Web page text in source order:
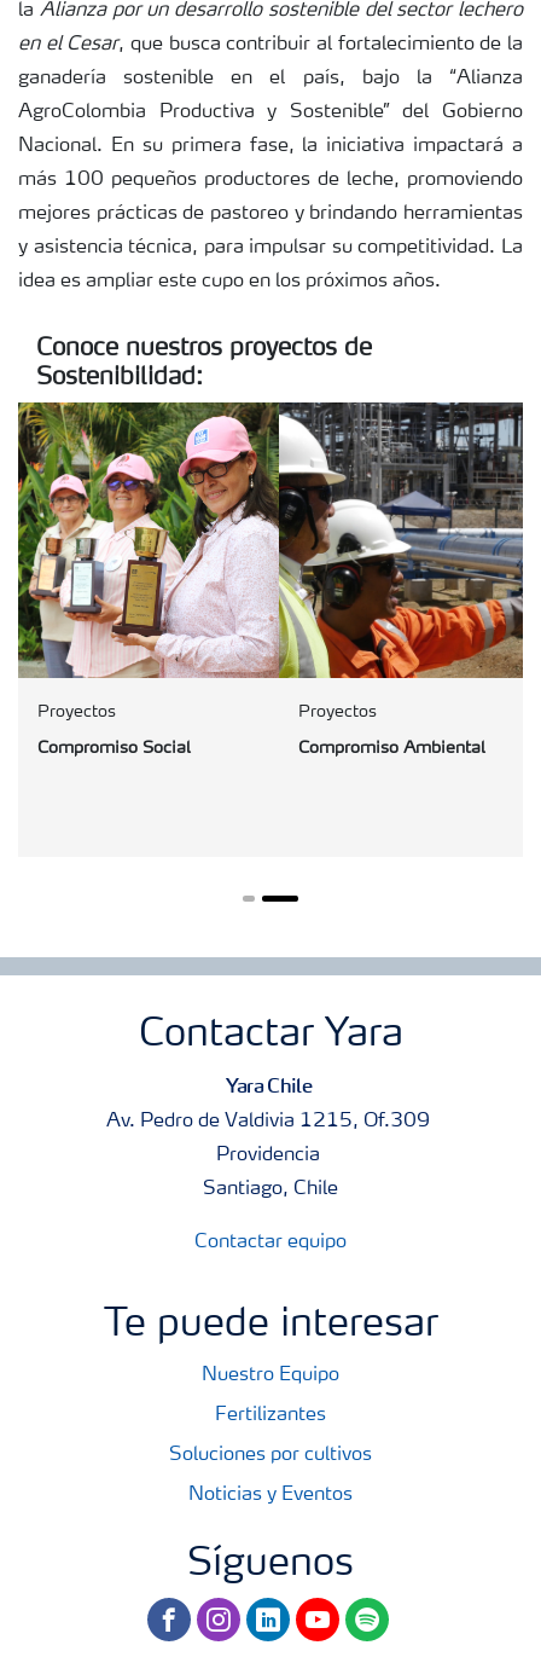
la Alianza por un desarrollo sostenible del sector lechero
en el Cesar, que busca contribuir al fortalecimiento de la
ganadería sostenible en el país, bajo la “Alianza
AgroColombia Productiva y Sostenible” del Gobierno
Nacional. En su primera fase, la iniciativa impactará a
más 100 pequeños productores de leche, promoviendo
mejores prácticas de pastoreo y brindando herramientas
y asistencia técnica, para impulsar su competitividad. La
idea es ampliar este cupo en los próximos años.
Conoce nuestros proyectos de
Sostenibilidad:
Proyectos
Compromiso Social
Proyectos
Compromiso Ambiental
Contactar Yara
Yara Chile
Av. Pedro de Valdivia 1215, Of.309
Providencia
Santiago, Chile
Contactar equipo
Te puede interesar
Nuestro Equipo
Fertilizantes
Soluciones por cultivos
Noticias y Eventos
Síguenos
facebookinstagram
linkedinyoutubespotify